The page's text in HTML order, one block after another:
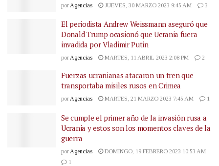
por Agencias JUEVES, 30 MARZO 2023 9:45 AM 3
El periodista Andrew Weissmann aseguró que
Donald Trump ocasionó que Ucrania fuera
invadida por Vladimir Putin
porAgencias MARTES, 11 ABRIL 2023 2:08 PM 2
Fuerzas ucranianas atacaron un tren que
transportaba misiles rusos en Crimea
porAgencias MARTES, 21 MARZO 2023 7:45 AM 1
Se cumple el primer año de la invasión rusa a
Ucrania y estos son los momentos claves de la
guerra
por Agencias
DOMINGO, 19 FEBRERO 2023 10:53 AM
1